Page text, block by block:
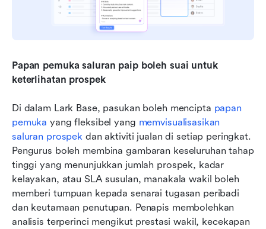
Papan pemuka saluran paip boleh suai untuk
keterlihatan prospek
Di dalam Lark Base, pasukan boleh mencipta papan
pemuka yang fleksibel yang memvisualisasikan
saluran prospek dan aktiviti jualan di setiap peringkat.
Pengurus boleh membina gambaran keseluruhan tahap
tinggi yang menunjukkan jumlah prospek, kadar
kelayakan, atau SLA susulan, manakala wakil boleh
memberi tumpuan kepada senarai tugasan peribadi
dan keutamaan penutupan. Penapis membolehkan
analisis terperinci mengikut prestasi wakil, kecekapan